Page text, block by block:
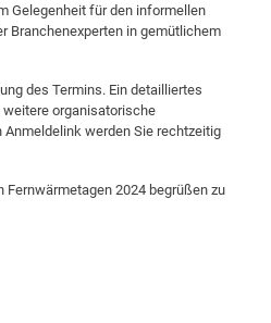
Gelegenheit für den informellen
Branchenexperten in gemütlichem
des Termins. Ein detailliertes
organisatorische
werden Sie rechtzeitig
Fernwärmetagen 2024 begrüßen zu